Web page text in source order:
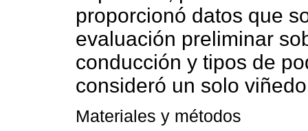
proporcionó datos que
evaluación preliminar
conducción y tipos de
consideró un solo
Materiales y métodos